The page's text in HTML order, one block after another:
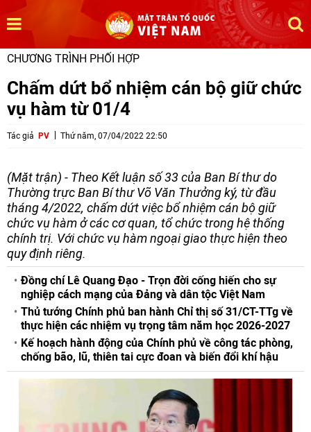
CHƯƠNG TRÌNH PHỐI HỢP
Chấm dứt bổ nhiệm cán bộ giữ chức
vụ hàm từ 01/4
Tác giả PV Thứ năm, 07/04/2022 22:50
(Mặt trận) - Theo Kết luận số 33 của Ban Bí thư do
Thường trực Ban Bí thư Võ Văn Thưởng ký, từ đầu
tháng 4/2022, chấm dứt việc bổ nhiệm cán bộ giữ
chức vụ hàm ở các cơ quan, tổ chức trong hệ thống
chính trị. Với chức vụ hàm ngoại giao thực hiện theo
quy định riêng.
Đồng chí Lê Quang Đạo - Trọn đời cống hiến cho sự
nghiệp cách mạng của Đảng và dân tộc Việt Nam
Thủ tướng Chính phủ ban hành Chỉ thị số 31/CT-TTg về
thực hiện các nhiệm vụ trọng tâm năm học 2026-2027
Kế hoạch hành động của Chính phủ về công tác phòng,
chống bão, lũ, thiên tai cực đoan và biến đổi khí hậu